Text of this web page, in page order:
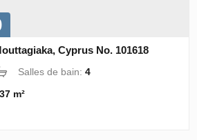
Cyprus No. 101618
Salles de bain:4
m²